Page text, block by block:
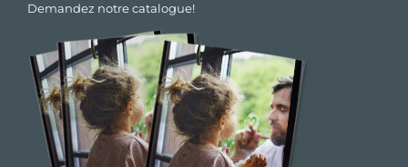
Demandez notre catalogue!